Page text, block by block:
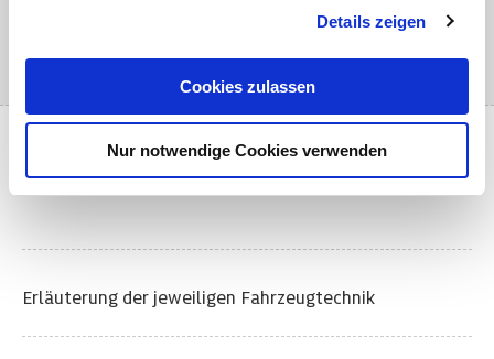
Mit COOKIES ZULASSEN willigen Sie zugleich auch in
und Singapur) nach Art. 49 Abs. 1 S. 1 a DSGVO ein.
Diese Drittländer weisen ggf. kein mit der EU
vergleichbares Datenschutzniveau auf. Hierbei kann
Behörden erfasst und verarbeitet sowie Ihre
Betroffenenrechte nicht durchgesetzt werden könnten.
Details zeigen
Cookies zulassen
Nur notwendige Cookies verwenden
DAS ERWARTET SIE BEIM OFFROAD-
TRAINING
Erläuterung der jeweiligen Fahrzeugtechnik